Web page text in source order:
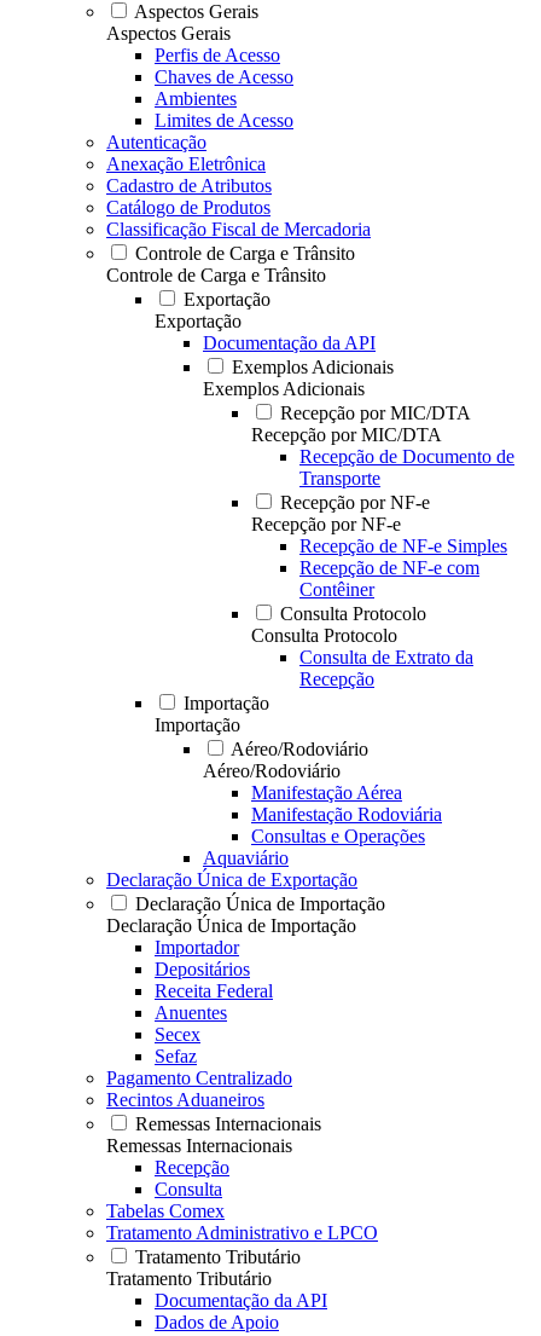
Aspectos Gerais
Aspectos Gerais
Perfis de Acesso
Chaves de Acesso
Ambientes
Limites de Acesso
Autenticação
Anexação Eletrônica
Cadastro de Atributos
Catálogo de Produtos
Classificação Fiscal de Mercadoria
Controle de Carga e Trânsito
Controle de Carga e Trânsito
Exportação
Exportação
Documentação da API
Exemplos Adicionais
Exemplos Adicionais
Recepção por MIC/DTA
Recepção por MIC/DTA
Recepção de Documento de
Transporte
Recepção por NF-e
Recepção por NF-e
Recepção de NF-e Simples
Recepção de NF-e com
Contêiner
Consulta Protocolo
Consulta Protocolo
Consulta de Extrato da
Recepção
Importação
Importação
Aéreo/Rodoviário
Aéreo/Rodoviário
Manifestação Aérea
Manifestação Rodoviária
Consultas e Operações
Aquaviário
Declaração Única de Exportação
Declaração Única de Importação
Declaração Única de Importação
Importador
Depositários
Receita Federal
Anuentes
Secex
Sefaz
Pagamento Centralizado
Recintos Aduaneiros
Remessas Internacionais
Remessas Internacionais
Recepção
Consulta
Tabelas Comex
Tratamento Administrativo e LPCO
Tratamento Tributário
Tratamento Tributário
Documentação da API
Dados de Apoio